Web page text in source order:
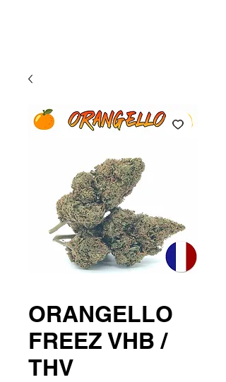
ORANGELLO
FREEZ VHB /
THV